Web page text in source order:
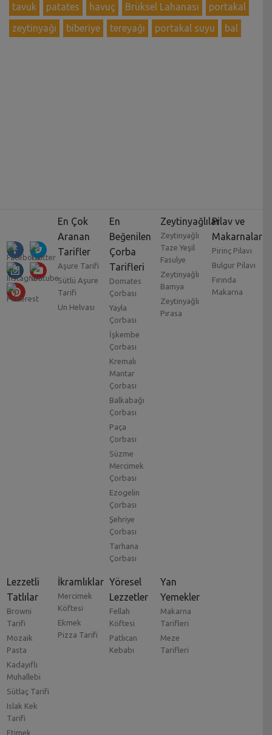
tavuk patates havuç Brüksel Lahanası
portakal
zeytinyağı
biberiye tereyağı portakal suyu bal
En Çok
Aranan
Tarifler
Aşure Tarifi
Sütlü Aşure
Tarifi
Un Helvası
En
Beğenilen
Çorba
Tarifleri
Domates
Çorbası
Yayla
Çorbası
İşkembe
Çorbası
Kremalı
Mantar
Çorbası
Balkabağı
Çorbası
Paça
Çorbası
Süzme
Mercimek
Çorbası
Ezogelin
Çorbası
Şehriye
Çorbası
Tarhana
Çorbası
Zeytinyağlılar
Zeytinyağlı
Taze Yeşil
Fasulye
Zeytinyağlı
Bamya
Zeytinyağlı
Pırasa
Pilav ve
Makarnalar
Pirinç Pilavı
Bulgur Pilavı
Fırında
Makarna
Lezzetli
Tatlılar
Browni
Tarifi
Mozaik
Pasta
Kadayıflı
Muhallebi
Sütlaç Tarifi
Islak Kek
Tarifi
Etimek
İkramlıklar
Mercimek
Köftesi
Ekmek
Pizza Tarifi
Yöresel
Lezzetler
Fellah
Köftesi
Patlıcan
Kebabı
Yan
Yemekler
Makarna
Tarifleri
Meze
Tarifleri